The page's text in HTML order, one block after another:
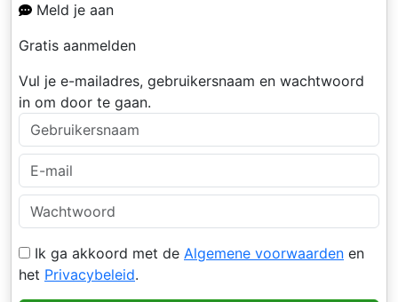
Meld je aan
Gratis aanmelden
Vul je e-mailadres, gebruikersnaam en wachtwoord
in om door te gaan.
Ik ga akkoord met de Algemene voorwaarden en
het Privacybeleid.